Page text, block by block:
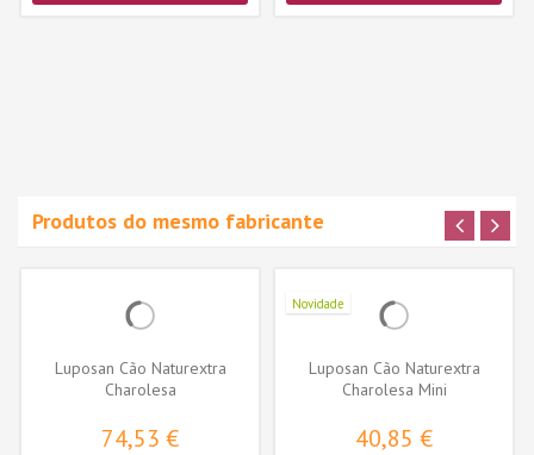
Produtos do mesmo fabricante
Luposan Cão Naturextra
Charolesa
74,53 €
Novidade
Luposan Cão Naturextra
Charolesa Mini
40,85 €